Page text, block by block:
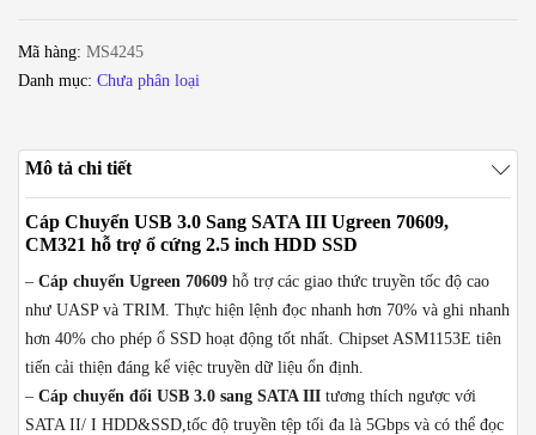
Mã hàng: MS4245
Danh mục: Chưa phân loại
Mô tả chi tiết
Cáp Chuyển USB 3.0 Sang SATA III Ugreen 70609,
CM321 hỗ trợ ổ cứng 2.5 inch HDD SSD
– Cáp chuyển Ugreen 70609 hỗ trợ các giao thức truyền tốc độ cao
như UASP và TRIM. Thực hiện lệnh đọc nhanh hơn 70% và ghi nhanh
hơn 40% cho phép ổ SSD hoạt động tốt nhất. Chipset ASM1153E tiên
tiến cải thiện đáng kể việc truyền dữ liệu ổn định.
– Cáp chuyển đổi USB 3.0 sang SATA III tương thích ngược với
SATA II/ I HDD&SSD,tốc độ truyền tệp tối đa là 5Gbps và có thể đọc